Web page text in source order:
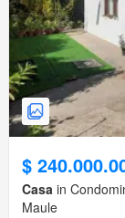
$
Casa in
Maule